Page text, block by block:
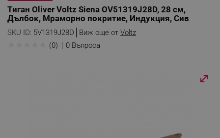
Тиган Oliver Voltz Siena OV51319J28D, 28 см,
Дълбок, Мраморно покритие, Индукция, Сив
SKU ID: 5V1319J28D Виж още от Voltz
(0) 0 Въпроса